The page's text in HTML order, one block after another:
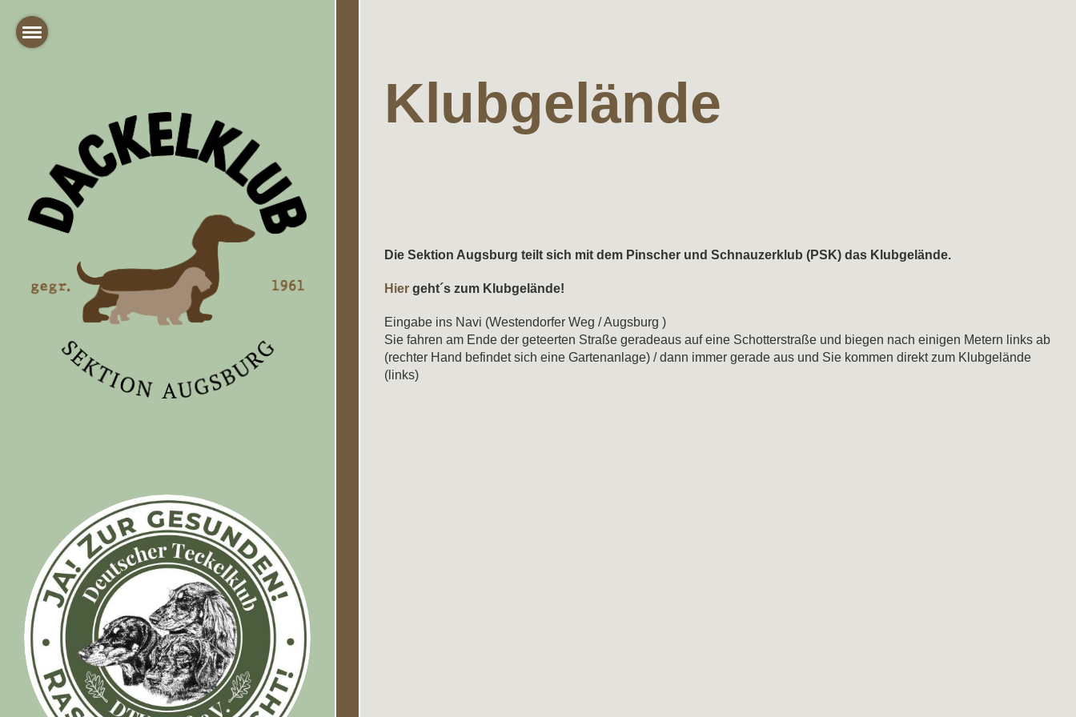
Klubgelände
Die Sektion Augsburg teilt sich mit dem Pinscher und Schnauzerklub (PSK) das Klubgelände.
Hier geht´s zum Klubgelände!
Eingabe ins Navi (Westendorfer Weg / Augsburg )
Sie fahren am Ende der geteerten Straße geradeaus auf eine Schotterstraße und biegen nach einigen Metern links ab
(rechter Hand befindet sich eine Gartenanlage) / dann immer gerade aus und Sie kommen direkt zum Klubgelände
(links)